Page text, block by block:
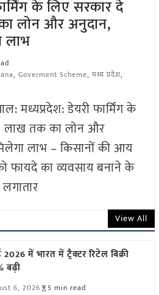
के लिए सरकार दे
लोन और अनुदान,
लाभ
, Goverment Scheme, मध्य प्रदेश,
मध्यप्रदेश: डेयरी फार्मिंग के
लाख तक का लोन और
लाभ – किसानों की आय
फायदे का व्यवसाय बनाने के
View All
में भारत में ट्रैक्टर रिटेल बिक्री
बढ़ी
6, 2026 5 min read